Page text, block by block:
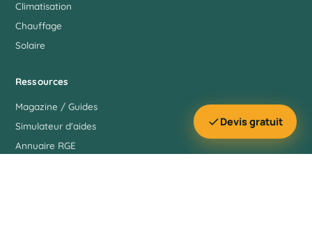
Climatisation
Chauffage
Solaire
Ressources
Magazine / Guides
Simulateur d'aides
Annuaire RGE
Devis gratuit